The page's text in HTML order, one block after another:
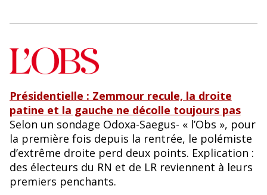
Présidentielle : Zemmour recule, la droite
patine et la gauche ne décolle toujours pas
Selon un sondage Odoxa-Saegus- « l’Obs », pour
la première fois depuis la rentrée, le polémiste
d’extrême droite perd deux points. Explication :
des électeurs du RN et de LR reviennent à leurs
premiers penchants.